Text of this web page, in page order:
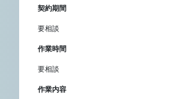
契約期間
要相談
作業時間
要相談
作業内容